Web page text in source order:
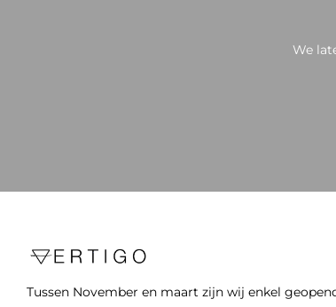
We
Tussen November en maart zijn wij enkel